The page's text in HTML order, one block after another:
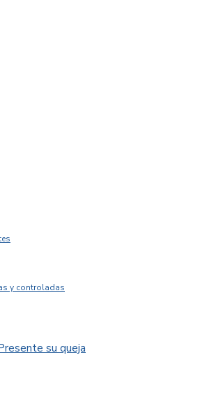
y controladas
su queja